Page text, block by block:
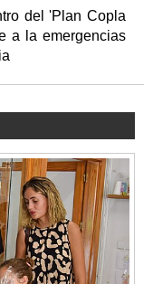
del 'Plan Copla
a la emergencias